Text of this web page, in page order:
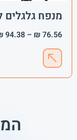
מנפח גלגלים
76.56
₪
–
94.38